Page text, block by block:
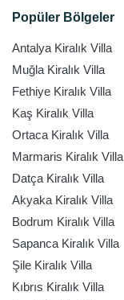
Popüler Bölgeler
Antalya Kiralık Villa
Muğla Kiralık Villa
Fethiye Kiralık Villa
Kaş Kiralık Villa
Ortaca Kiralık Villa
Marmaris Kiralık Villa
Datça Kiralık Villa
Akyaka Kiralık Villa
Bodrum Kiralık Villa
Sapanca Kiralık Villa
Şile Kiralık Villa
Kıbrıs Kiralık Villa